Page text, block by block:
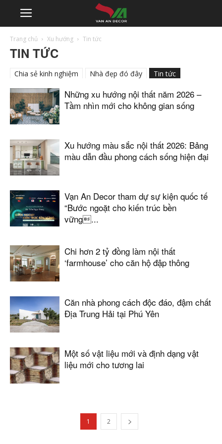
Trang chủ Xu hướng Tin tức
TIN TỨC
Chia sẻ kinh nghiệm Nhà đẹp đó đây Tin tức
Những xu hướng nội thất năm 2026 –
Tầm nhìn mới cho không gian sống
Xu hướng màu sắc nội thất 2026: Bảng
màu dẫn đầu phong cách sống hiện đại
Vạn An Decor tham dự sự kiện quốc tế
“Bước ngoặt cho kiến trúc bền
vững...
Chi hơn 2 tỷ đồng làm nội thất
‘farmhouse’ cho căn hộ đập thông
Căn nhà phong cách độc đáo, đậm chất
Địa Trung Hải tại Phú Yên
Một số vật liệu mới và định dạng vật
liệu mới cho tương lai
1 2